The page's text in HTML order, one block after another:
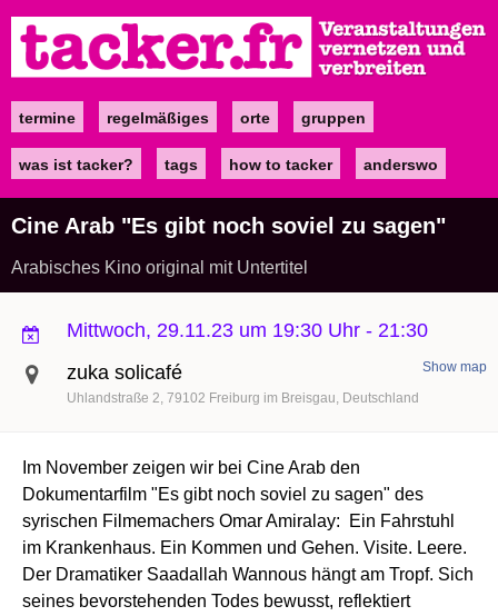
zum
Inhalt
Maintermine regelmäßiges orte gruppen
was ist tacker? tags how to tacker anderswo
Cine Arab "Es gibt noch soviel zu sagen"
Arabisches Kino original mit Untertitel
Mittwoch, 29.11.23 um 19:30 Uhr - 21:30
zuka solicafé
Uhlandstraße 2 79102 Freiburg im Breisgau Deutschland
Show map
Im November zeigen wir bei Cine Arab den
Dokumentarfilm "Es gibt noch soviel zu sagen" des
syrischen Filmemachers Omar Amiralay: Ein Fahrstuhl
im Krankenhaus. Ein Kommen und Gehen. Visite. Leere.
Der Dramatiker Saadallah Wannous hängt am Tropf. Sich
seines bevorstehenden Todes bewusst, reflektiert